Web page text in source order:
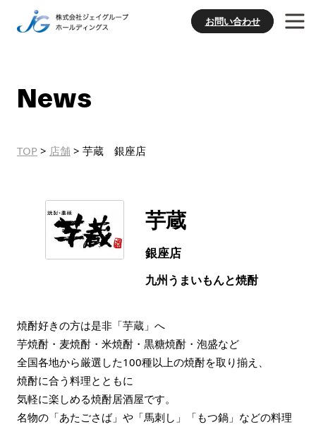
お問い合わせ
News
TOP > 店舗 > 芋蔵 銀座店
芋蔵
銀座店
九州うまいもんと焼酎
焼酎好きの方は是非「芋蔵」へ
芋焼酎・麦焼酎・米焼酎・黒糖焼酎・泡盛など
全国各地から厳選した100種以上の焼酎を取り揃え、
焼酎に合う料理とともに
気軽に楽しめる焼酎居酒屋です。
名物の「あたごさば」や「馬刺し」「もつ鍋」などの料理